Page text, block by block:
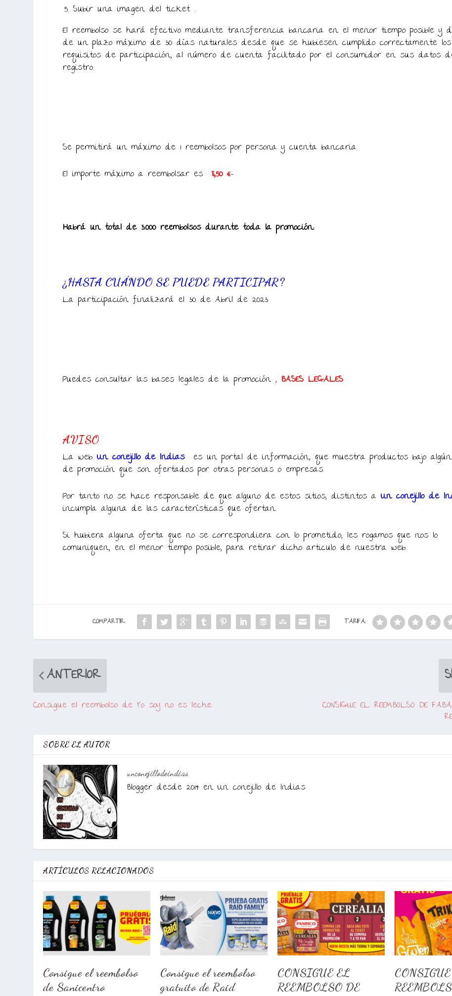
Subir una imagen del ticket .
El reembolso se hará efectivo mediante transferencia bancaria en el menor tiempo posible y
de un plazo máximo de 30 días naturales desde que se hubiesen cumplido correctamente los
requisitos de participación, al número de cuenta facilitado por el consumidor en sus datos
registro.
Se permitirá un máximo de 1 reembolsos por persona y cuenta bancaria.
El importe máximo a reembolsar es 8,50 €–
Habrá un total de 3.000 reembolsos durante toda la promoción:
¿HASTA CUÁNDO SE PUEDE PARTICIPAR?
La participación finalizará el 30 de Abril de 2023.
Puedes consultar las bases legales de la promoción , BASES LEGALES
AVISO
La webUn conejillo de Indias es un portal de información, que muestra productos bajo
de promoción que son ofertados por otras personas o empresas.
Por tanto no se hace responsable de que alguno de estos sitios, distintos aUn conejillo de
incumpla alguna de las características que ofertan.
Si hubiera alguna oferta que no se correspondiera con lo prometido, les rogamos que nos lo
comuniquen, en el menor tiempo posible, para retirar dicho articulo de nuestra web.
COMPARTIR: TARIFA:
ANTERIOR
Consigue el reembolso de Yo soy no es leche CONSIGUE EL REEMBOLSO DE
SOBRE EL AUTOR
unconejillodeindias
Blogger desde 2014 en Un conejillo de Indias
ARTÍCULOS RELACIONADOS
Consigue el reembolso
de Sanicentro
Consigue el reembolso
gratuito de Raid
CONSIGUE EL
REEMBOLSO DE